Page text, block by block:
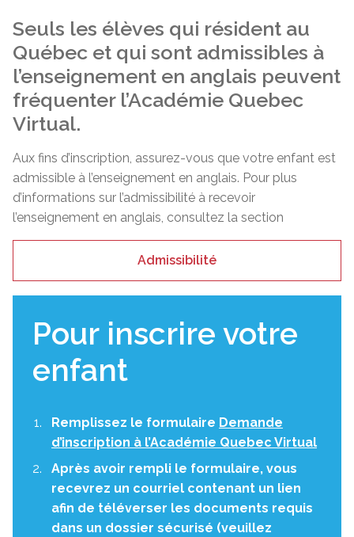
Seuls les élèves qui résident au
Québec et qui sont admissibles à
l’enseignement en anglais peuvent
fréquenter l’Académie Quebec
Virtual.
Aux fins d’inscription, assurez-vous que votre enfant est
admissible à l’enseignement en anglais. Pour plus
d’informations sur l’admissibilité à recevoir
l’enseignement en anglais, consultez la section
Admissibilité
Pour inscrire votre
enfant
Remplissez le formulaire Demande
d’inscription à l’Académie Quebec Virtual
Après avoir rempli le formulaire, vous
recevrez un courriel contenant un lien
afin de téléverser les documents requis
dans un dossier sécurisé (veuillez